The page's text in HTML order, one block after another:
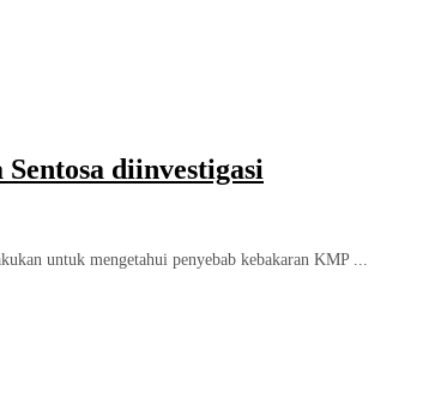
diinvestigasi
untuk mengetahui penyebab kebakaran KMP ...